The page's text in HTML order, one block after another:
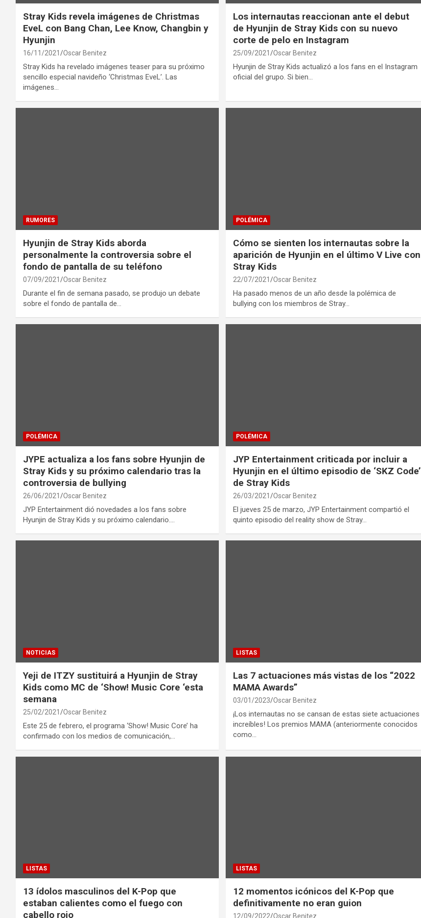
Stray Kids revela imágenes de Christmas
EveL con Bang Chan, Lee Know, Changbin y
Hyunjin
16/11/2021 Oscar Benitez
Stray Kids ha revelado imágenes teaser para su próximo
sencillo especial navideño ‘Christmas EveL’. Las
imágenes…
Los internautas reaccionan ante el debut
de Hyunjin de Stray Kids con su nuevo
corte de pelo en Instagram
25/09/2021 Oscar Benitez
Hyunjin de Stray Kids actualizó a los fans en el Instagram
oficial del grupo. Si bien…
RUMORES
Hyunjin de Stray Kids aborda
personalmente la controversia sobre el
fondo de pantalla de su teléfono
07/09/2021 Oscar Benitez
Durante el fin de semana pasado, se produjo un debate
sobre el fondo de pantalla de…
POLÉMICA
Cómo se sienten los internautas sobre la
aparición de Hyunjin en el último V Live con
Stray Kids
22/07/2021 Oscar Benitez
Ha pasado menos de un año desde la polémica de
bullying con los miembros de Stray…
POLÉMICA
JYPE actualiza a los fans sobre Hyunjin de
Stray Kids y su próximo calendario tras la
controversia de bullying
26/06/2021 Oscar Benitez
JYP Entertainment dió novedades a los fans sobre
Hyunjin de Stray Kids y su próximo calendario.…
POLÉMICA
JYP Entertainment criticada por incluir a
Hyunjin en el último episodio de ‘SKZ Code’
de Stray Kids
26/03/2021 Oscar Benitez
El jueves 25 de marzo, JYP Entertainment compartió el
quinto episodio del reality show de Stray…
NOTICIAS
Yeji de ITZY sustituirá a Hyunjin de Stray
Kids como MC de ‘Show! Music Core ‘esta
semana
25/02/2021 Oscar Benitez
Este 25 de febrero, el programa ‘Show! Music Core’ ha
confirmado con los medios de comunicación,…
LISTAS
Las 7 actuaciones más vistas de los “2022
MAMA Awards”
03/01/2023 Oscar Benitez
¡Los internautas no se cansan de estas siete actuaciones
increíbles! Los premios MAMA (anteriormente conocidos
como…
LISTAS
13 ídolos masculinos del K-Pop que
estaban calientes como el fuego con
cabello rojo
LISTAS
12 momentos icónicos del K-Pop que
definitivamente no eran guion
12/09/2022 Oscar Benitez